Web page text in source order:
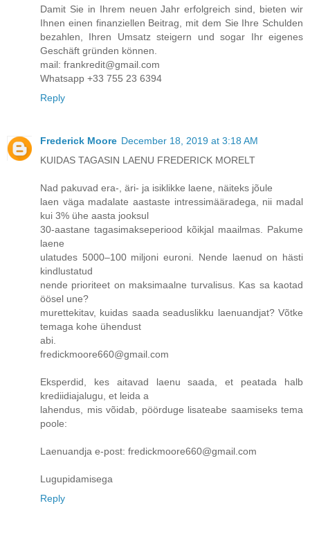
Damit Sie in Ihrem neuen Jahr erfolgreich sind, bieten wir
Ihnen einen finanziellen Beitrag, mit dem Sie Ihre Schulden
bezahlen, Ihren Umsatz steigern und sogar Ihr eigenes
Geschäft gründen können.
mail: frankredit@gmail.com
Whatsapp +33 755 23 6394
Reply
Frederick Moore December 18, 2019 at 3:18 AM
KUIDAS TAGASIN LAENU FREDERICK MORELT
Nad pakuvad era-, äri- ja isiklikke laene, näiteks jõule
laen väga madalate aastaste intressimääradega, nii madal
kui 3% ühe aasta jooksul
30-aastane tagasimakseperiood kõikjal maailmas. Pakume
laene
ulatudes 5000–100 miljoni euroni. Nende laenud on hästi
kindlustatud
nende prioriteet on maksimaalne turvalisus. Kas sa kaotad
öösel une?
murettekitav, kuidas saada seaduslikku laenuandjat? Võtke
temaga kohe ühendust
abi.
fredickmoore660@gmail.com
Eksperdid, kes aitavad laenu saada, et peatada halb
krediidiajalugu, et leida a
lahendus, mis võidab, pöörduge lisateabe saamiseks tema
poole:
Laenuandja e-post: fredickmoore660@gmail.com
Lugupidamisega
Reply